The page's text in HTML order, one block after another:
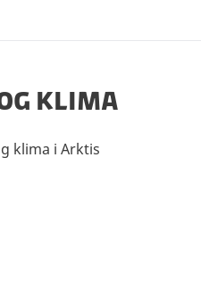
Klima
klima i Arktis